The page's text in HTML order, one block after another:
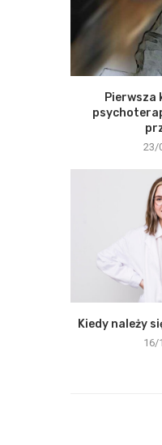
Pierwsza
23/
Kiedy należy
16/